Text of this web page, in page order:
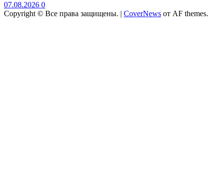
07.08.2026 0
Copyright © Все права защищены. | CoverNews от AF themes.